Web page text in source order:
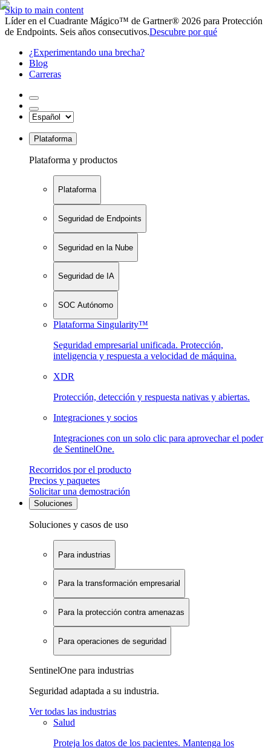
Skip to main content
Líder en el Cuadrante Mágico™ de Gartner® 2026 para Protección
de Endpoints. Seis años consecutivos.Descubre por qué
¿Experimentando una brecha?
Blog
Carreras
Plataforma
Plataforma y productos
Plataforma
Seguridad de Endpoints
Seguridad en la Nube
Seguridad de IA
SOC Autónomo
Plataforma Singularity™
Seguridad empresarial unificada. Protección,
inteligencia y respuesta a velocidad de máquina.
XDR
Protección, detección y respuesta nativas y abiertas.
Integraciones y socios
Integraciones con un solo clic para aprovechar el poder
de SentinelOne.
Recorridos por el producto
Precios y paquetes
Solicitar una demostración
Soluciones
Soluciones y casos de uso
Para industrias
Para la transformación empresarial
Para la protección contra amenazas
Para operaciones de seguridad
SentinelOne para industrias
Seguridad adaptada a su industria.
Ver todas las industrias
Salud
Proteja los datos de los pacientes. Mantenga los